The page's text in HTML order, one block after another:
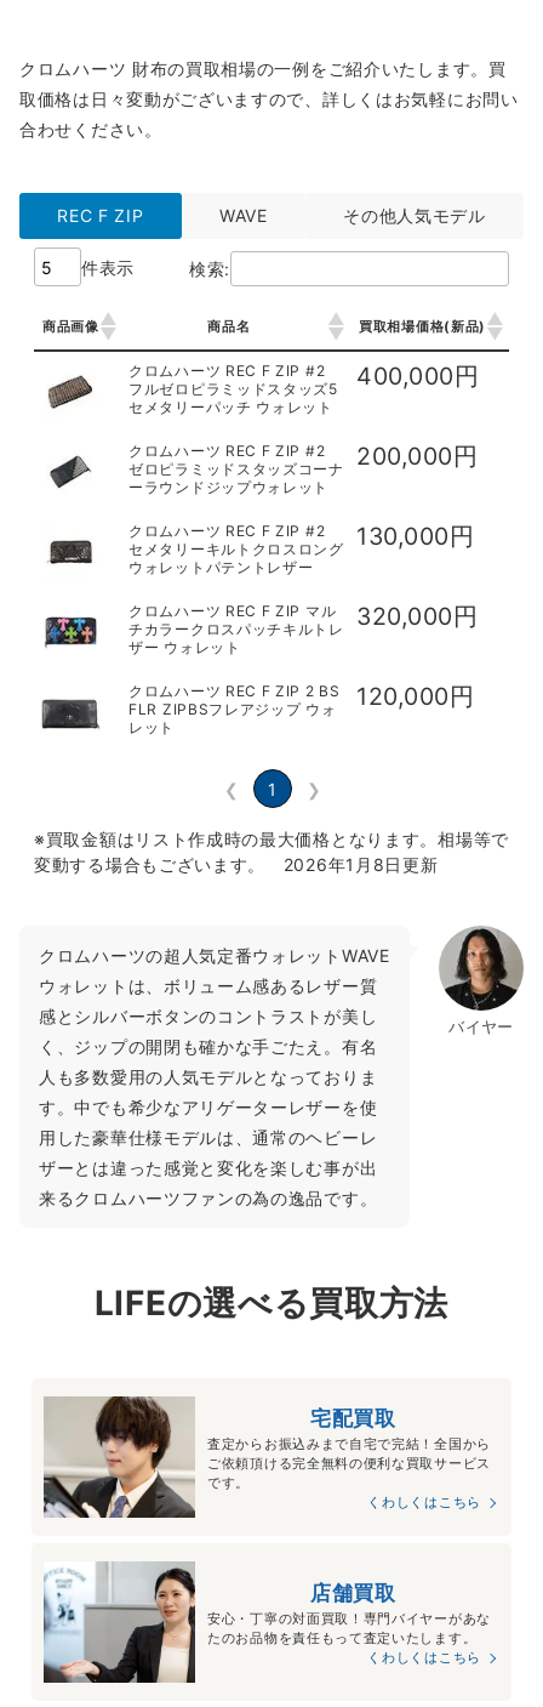
クロムハーツ 財布の買取相場の一例をご紹介いたします。買
取価格は日々変動がございますので、詳しくはお気軽にお問い
合わせください。
REC F ZIP WAVE その他人気モデル
件表示 検索:
商品画像 商品名 買取相場価格(新品)
商品名 買取相場価格(新品)
クロムハーツ REC F ZIP #2
フルゼロピラミッドスタッズ5
セメタリーパッチ ウォレット
400,000円
クロムハーツ REC F ZIP #2
ゼロピラミッドスタッズコーナ
ーラウンドジップウォレット
200,000円
クロムハーツ REC F ZIP #2
セメタリーキルトクロスロング
ウォレットパテントレザー
130,000円
クロムハーツ REC F ZIP マル
チカラークロスパッチキルトレ
ザー ウォレット
320,000円
クロムハーツ REC F ZIP 2 BS
FLR ZIPBSフレアジップ ウォ
レット
120,000円
❮ 1 ❯
※買取金額はリスト作成時の最大価格となります。相場等で
変動する場合もございます。 2026年1月8日更新
バイヤー
クロムハーツの超人気定番ウォレットWAVE
ウォレットは、ボリューム感あるレザー質
感とシルバーボタンのコントラストが美し
く、ジップの開閉も確かな手ごたえ。有名
人も多数愛用の人気モデルとなっておりま
す。中でも希少なアリゲーターレザーを使
用した豪華仕様モデルは、通常のヘビーレ
ザーとは違った感覚と変化を楽しむ事が出
来るクロムハーツファンの為の逸品です。
LIFEの選べる買取方法
宅配買取
査定からお振込みまで自宅で完結！全国から
ご依頼頂ける完全無料の便利な買取サービス
です。
くわしくはこちら
店舗買取
安心・丁寧の対面買取！専門バイヤーがあな
たのお品物を責任もって査定いたします。
くわしくはこちら